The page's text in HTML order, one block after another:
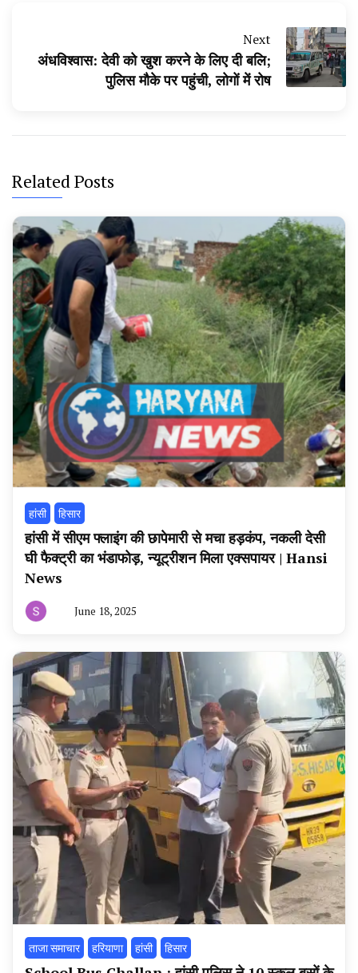
Next
अंधविश्वास: देवी को खुश करने के लिए दी बलि;
पुलिस मौके पर पहुंची, लोगों में रोष
Related Posts
हांसी हिसार
हांसी में सीएम फ्लाइंग की छापेमारी से मचा हड़कंप, नकली देसी
घी फैक्ट्री का भंडाफोड़, न्यूट्रीशन मिला एक्सपायर | Hansi
News
टूडे
June 18, 2025
ताजा समाचार हरियाणा हांसी हिसार